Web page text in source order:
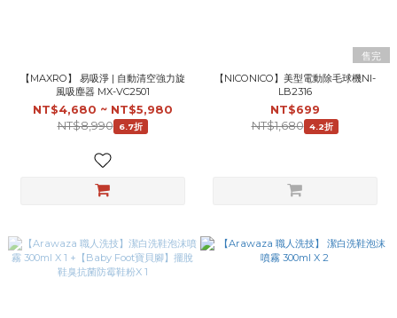
【MAXRO】 易吸淨 | 自動清空強力旋
風吸塵器 MX-VC2501
NT$4,680 ~ NT$5,980
NT$8,990
6.7折
售完
【NICONICO】美型電動除毛球機NI-
LB2316
NT$699
NT$1,680 4.2折